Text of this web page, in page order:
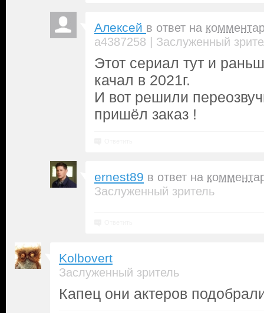
Алексей в ответ на
a4387258 | Заслуженный
Этот сериал тут и
качал в 2021г.
И вот решили
пришёл заказ !
ernest89 в ответ на
Заслуженный зритель
Kolbovert
Заслуженный зритель
Капец они актеров